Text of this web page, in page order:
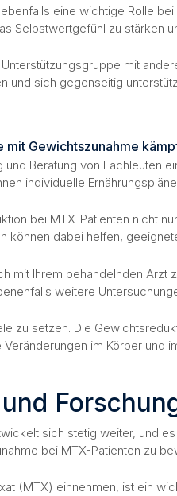
eine wichtige Rolle
Selbstwertgefühl zu stärken
mit
und sich gegenseitig
mit Gewichtszunahme
Beratung von Fachleuten
individuelle
bei MTX-Patienten nicht
können dabei helfen,
mit Ihrem behandelnden
weitere
zu setzen. Die
im Körper und
sich stetig weiter, und
bei MTX-Patienten zu
(MTX) einnehmen, ist ein